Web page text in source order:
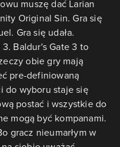
muszę dać Larian
Original Sin. Gra się
Gra się udała.
Baldur's Gate 3 to
obie gry mają
pre-definiowaną
do wyboru staje się
postać i wszystkie do
mogą być kompanami.
gracz nieumarłym w